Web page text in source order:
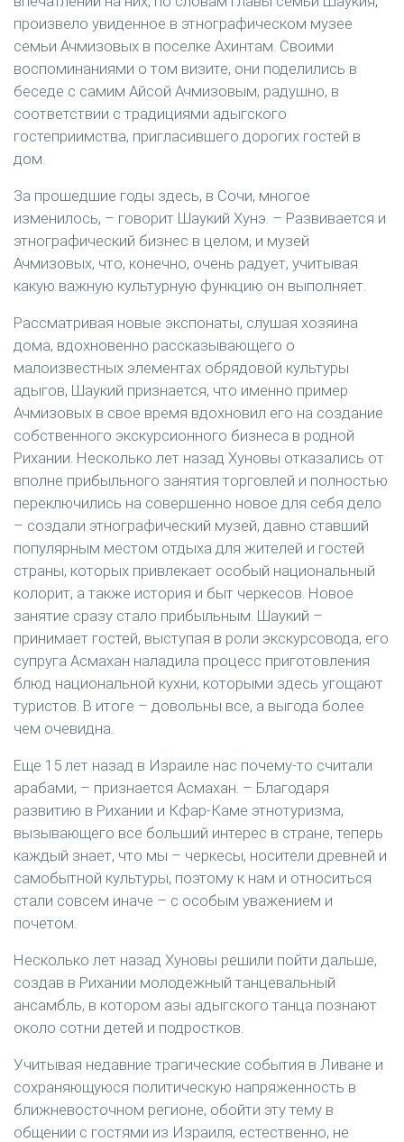
произвело увиденное в этнографическом музее
семьи Ачмизовых в поселке Ахинтам. Своими
воспоминаниями о том визите, они поделились в
беседе с самим Айсой Ачмизовым, радушно, в
соответствии с традициями адыгского
гостеприимства, пригласившего дорогих гостей в
дом.
За прошедшие годы здесь, в Сочи, многое
изменилось, – говорит Шаукий Хунэ. – Развивается и
этнографический бизнес в целом, и музей
Ачмизовых, что, конечно, очень радует, учитывая
какую важную культурную функцию он выполняет.
Рассматривая новые экспонаты, слушая хозяина
дома, вдохновенно рассказывающего о
малоизвестных элементах обрядовой культуры
адыгов, Шаукий признается, что именно пример
Ачмизовых в свое время вдохновил его на создание
собственного экскурсионного бизнеса в родной
Рихании. Несколько лет назад Хуновы отказались от
вполне прибыльного занятия торговлей и полностью
переключились на совершенно новое для себя дело
– создали этнографический музей, давно ставший
популярным местом отдыха для жителей и гостей
страны, которых привлекает особый национальный
колорит, а также история и быт черкесов. Новое
занятие сразу стало прибыльным. Шаукий –
принимает гостей, выступая в роли экскурсовода, его
супруга Асмахан наладила процесс приготовления
блюд национальной кухни, которыми здесь угощают
туристов. В итоге – довольны все, а выгода более
чем очевидна.
Еще 15 лет назад в Израиле нас почему-то считали
арабами, – признается Асмахан. – Благодаря
развитию в Рихании и Кфар-Каме этнотуризма,
вызывающего все больший интерес в стране, теперь
каждый знает, что мы – черкесы, носители древней и
самобытной культуры, поэтому к нам и относиться
стали совсем иначе – с особым уважением и
почетом.
Несколько лет назад Хуновы решили пойти дальше,
создав в Рихании молодежный танцевальный
ансамбль, в котором азы адыгского танца познают
около сотни детей и подростков.
Учитывая недавние трагические события в Ливане и
сохраняющуюся политическую напряженность в
ближневосточном регионе, обойти эту тему в
общении с гостями из Израиля, естественно, не